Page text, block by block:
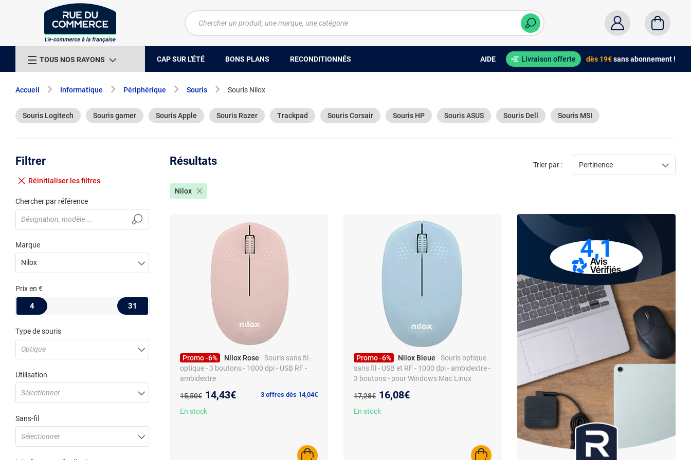
TOUS NOS RAYONS CAP SUR L'ÉTÉ BONS PLANS RECONDITIONNÉS AIDE Livraison offerte dès 19€sans abonnement !
Accueil Informatique Périphérique Souris Souris Nilox
Souris Logitech Souris gamer Souris Apple Souris Razer Trackpad Souris Corsair Souris HP Souris ASUS Souris Dell Souris MSI
Filtrer
Réinitialiser les filtres
Chercher par référence
Marque
Nilox
Prixen €
4 31
Type de souris
Optique
Utilisation
Sélectionner
Sans-fil
Sélectionner
Résultats
Nilox
Trier par : Pertinence
Promo -6% Nilox Rose - Souris sans fil -
optique - 3 boutons - 1000 dpi - USB RF -
ambidextre
Ancien prix :
15,50€ Nouveau prix :
14,43€ 3 offres dès 14,04€
En stock
Promo -6% Nilox Bleue - Souris optique
sans fil - USB et RF - 1000 dpi - ambidextre -
3 boutons - pour Windows Mac Linux
Ancien prix :
17,28€ Nouveau prix :
16,08€
En stock
4,1